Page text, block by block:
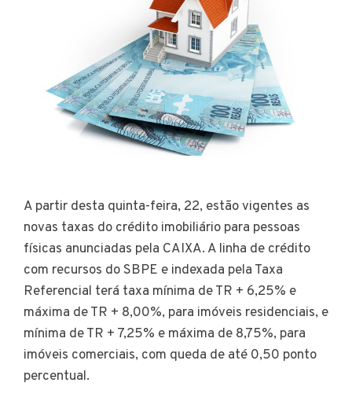
A partir desta quinta-feira, 22, estão vigentes as
novas taxas do crédito imobiliário para pessoas
físicas anunciadas pela CAIXA. A linha de crédito
com recursos do SBPE e indexada pela Taxa
Referencial terá taxa mínima de TR + 6,25% e
máxima de TR + 8,00%, para imóveis residenciais, e
mínima de TR + 7,25% e máxima de 8,75%, para
imóveis comerciais, com queda de até 0,50 ponto
percentual.